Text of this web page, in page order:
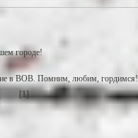
городе!
в ВОВ. Помним, любим, гордимся!
[1]